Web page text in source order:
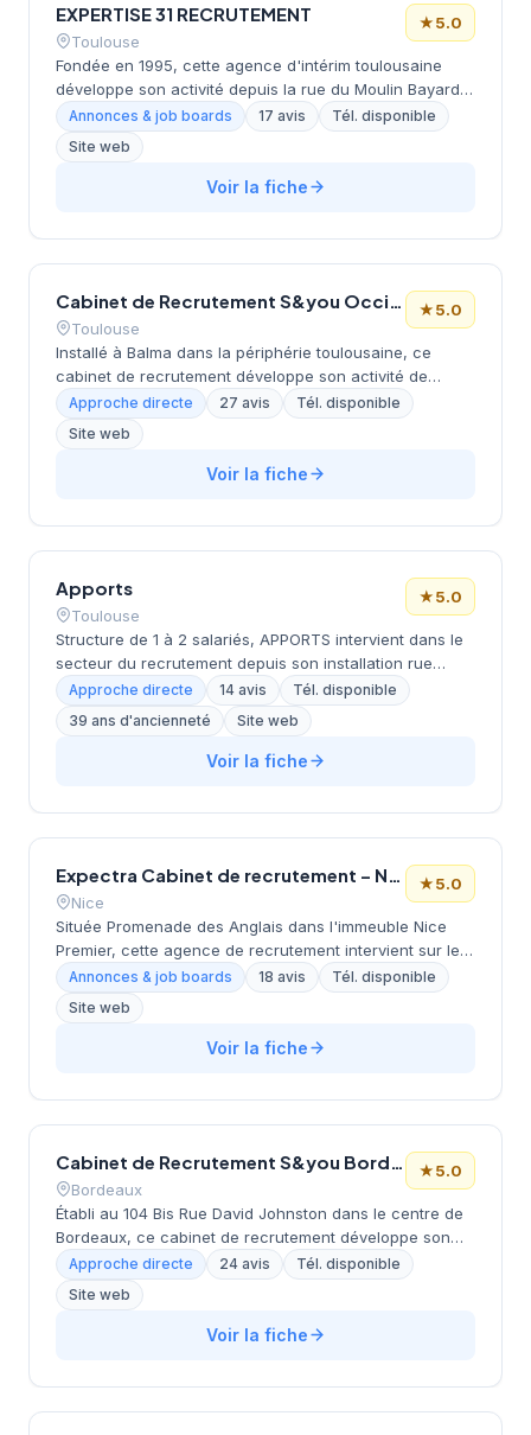
satisfaction client remarquable.
EXPERTISE 31 RECRUTEMENT
Toulouse
★5.0
Fondée en 1995, cette agence d'intérim toulousaine
développe son activité depuis la rue du Moulin Bayard
dans le centre-ville. La structure accompagne les
entreprises locales dans leurs besoins de recrutement
temporaire et permanent, avec une approche de
proximité qui lui vaut une notation maximale de 5 étoiles
adaptées aux spécificités locales.
Annonces & job boards 17 avis
Tél. disponible
Site web
Voir la fiche
Cabinet de Recrutement S&you Occitanie
Toulouse
★5.0
Installé à Balma dans la périphérie toulousaine, ce
cabinet de recrutement développe son activité de
conseil en ressources humaines depuis son adresse de
la rue de la Tuilerie. La structure accompagne les
entreprises locales dans leurs recherches de talents et
leurs problématiques de recrutement. Avec une notation
d'emploi métropolitain.
Approche directe 27 avis
Tél. disponible
Site web
Voir la fiche
Apports
Toulouse
★5.0
Structure de 1 à 2 salariés, APPORTS intervient dans le
secteur du recrutement depuis son installation rue
d'Alsace Lorraine à Toulouse en 1987. Cette SARL
dirigée par Hakima Ibarki Poulain capitalise sur 39
années d'expérience dans l'accompagnement des
entreprises et candidats. Le cabinet bénéficie d'une
Approche directe 14 avis
Tél. disponible
39 ans d'ancienneté
Site web
Voir la fiche
Expectra Cabinet de recrutement – Nice
Nice
★5.0
Située Promenade des Anglais dans l'immeuble Nice
Premier, cette agence de recrutement intervient sur le
marché de l'emploi azuréen depuis son implantation
locale. La structure développe ses activités de conseil
en recrutement et d'accompagnement professionnel à
destination des entreprises de la région Provence-
affichent une note maximale de 5 étoiles, témoignant de
la satisfaction des utilisateurs de ses prestations.
Annonces & job boards 18 avis
Tél. disponible
Site web
Voir la fiche
Cabinet de Recrutement S&you Bordeaux
Bordeaux
★5.0
Établi au 104 Bis Rue David Johnston dans le centre de
Bordeaux, ce cabinet de recrutement développe son
activité de conseil en ressources humaines sur la
métropole girondine. La structure accompagne les
entreprises locales dans leurs recherches de talents et
propose un suivi personnalisé des candidatures. Avec
Approche directe 24 avis
Tél. disponible
Site web
Voir la fiche